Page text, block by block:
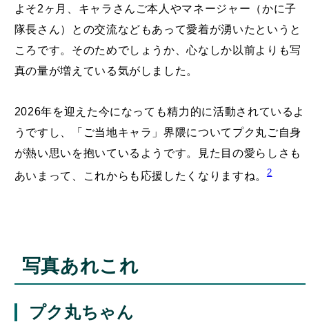
よそ2ヶ月、キャラさんご本人やマネージャー（かに子
隊長さん）との交流などもあって愛着が湧いたというと
ころです。そのためでしょうか、心なしか以前よりも写
真の量が増えている気がしました。
2026年を迎えた今になっても精力的に活動されているよ
うですし、「ご当地キャラ」界隈についてプク丸ご自身
が熱い思いを抱いているようです。見た目の愛らしさも
あいまって、これからも応援したくなりますね。2
写真あれこれ
プク丸ちゃん